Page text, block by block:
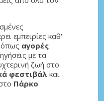
εμπειρίες καθ'
όπως αγορές
με τα
ζωή στο
φεστιβάλ και
Πάρκο